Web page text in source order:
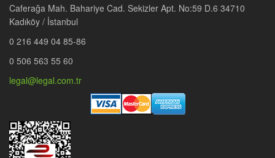
Caferağa Mah. Bahariye Cad. Sekizler Apt. No:59 D.6 34710
Kadıköy / İstanbul
0 216 449 04 85-86
0 506 563 55 60
legal@legal.com.tr